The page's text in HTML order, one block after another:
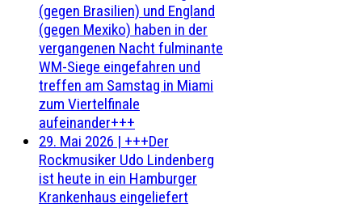
(gegen Brasilien) und England
(gegen Mexiko) haben in der
vergangenen Nacht fulminante
WM-Siege eingefahren und
treffen am Samstag in Miami
zum Viertelfinale
aufeinander+++
29. Mai 2026 | +++Der
Rockmusiker Udo Lindenberg
ist heute in ein Hamburger
Krankenhaus eingeliefert